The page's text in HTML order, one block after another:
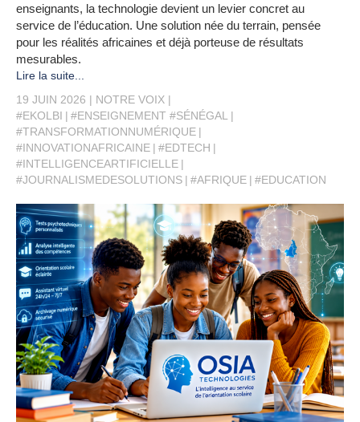
enseignants, la technologie devient un levier concret au
service de l’éducation. Une solution née du terrain, pensée
pour les réalités africaines et déjà porteuse de résultats
mesurables.
Lire la suite...
19 JUIN 2026
NOTRE VOIX
#EKOLBI
#ENSEIGNEMENT #SÉNÉGAL
#TRANSFORMATIONNUMÉRIQUE
#INNOVATIONAFRICAINE
#EDTECH
#INTELLIGENCEARTIFICIELLE
#JOURNALISMEDESOLUTIONS
#AFRIQUE #EDUCATION